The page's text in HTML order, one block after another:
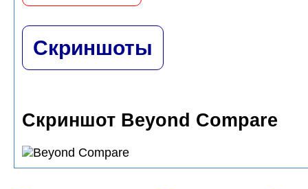
Скриншоты
Скриншот Beyond Compare